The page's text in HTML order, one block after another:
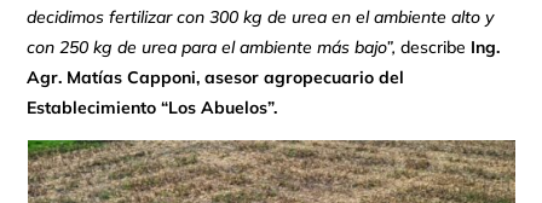
decidimos fertilizar con 300 kg de urea en el ambiente alto y
con 250 kg de urea para el ambiente más bajo”, describe Ing.
Agr. Matías Capponi, asesor agropecuario del
Establecimiento “Los Abuelos”.